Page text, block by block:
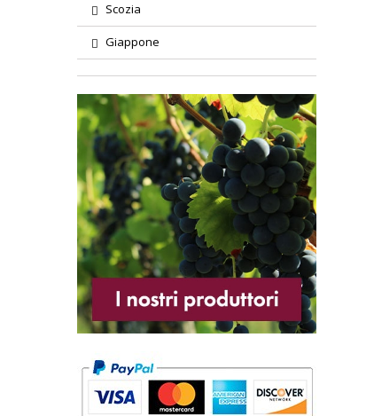
Scozia
Giappone